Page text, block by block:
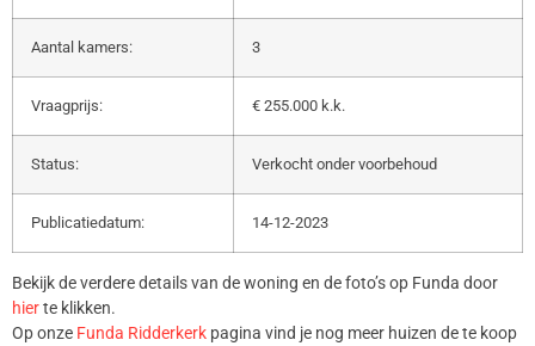
Aantal kamers: 3
Vraagprijs: € 255.000 k.k.
Status: Verkocht onder voorbehoud
Publicatiedatum: 14-12-2023
Bekijk de verdere details van de woning en de foto’s op Funda door
hierte klikken.
Op onze Funda Ridderkerk pagina vind je nog meer huizen de te koop